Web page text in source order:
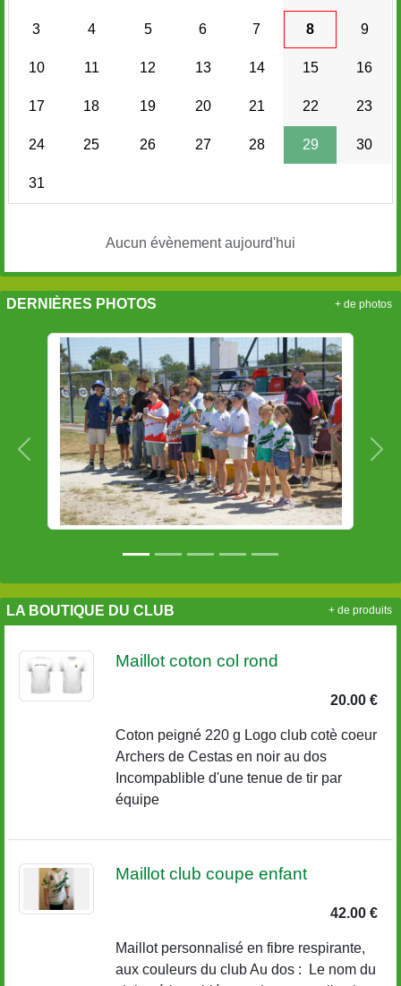
3 4 5 6 7 8 9
10 11 12 13 14 15 16
17 18 19 20 21 22 23
24 25 26 27 28 29 30
31
Aucun évènement aujourd'hui
DERNIÈRES PHOTOS
Précedent
+ de photos
LA BOUTIQUE DU CLUB
Maillot coton col rond
20.00 €
Coton peigné 220 g Logo club cotè coeur
Archers de Cestas en noir au dos
Incompablible d'une tenue de tir par
équipe
Maillot club coupe enfant
42.00 €
Maillot personnalisé en fibre respirante,
aux couleurs du club Au dos : Le nom du
+ de produits